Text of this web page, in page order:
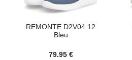
REMONTE D2V04.12
Bleu
79.95 €